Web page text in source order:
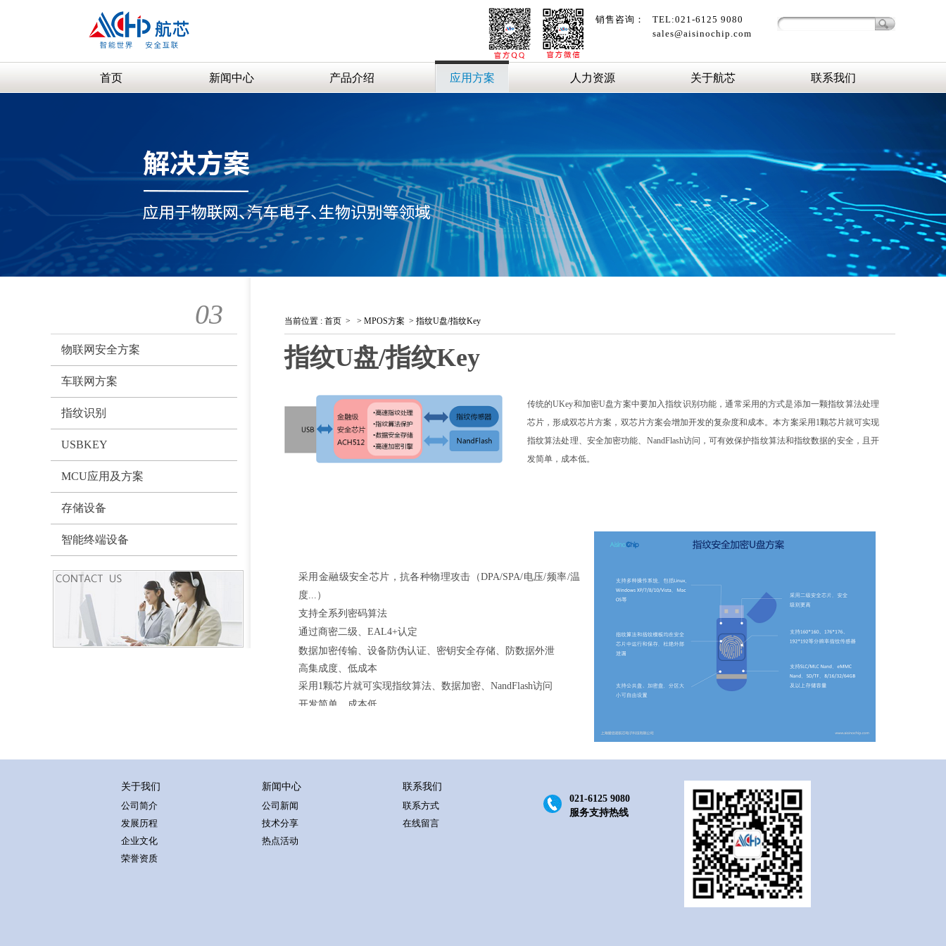
销售咨询：
TEL:021-6125 9080
sales@aisinochip.com
首页 新闻中心 产品介绍 应用方案 人力资源 关于航芯 联系我们
03
物联网安全方案
车联网方案
指纹识别
USBKEY
MCU应用及方案
存储设备
智能终端设备
当前位置 : 首页 > > MPOS方案 > 指纹U盘/指纹Key
指纹U盘/指纹Key
传统的UKey和加密U盘方案中要加入指纹识别功能，通常采用的方式是添加一颗指纹算法处理
芯片，形成双芯片方案，双芯片方案会增加开发的复杂度和成本。本方案采用 1颗芯片就可实现
指纹算法处理、安全加密功能、 NandFlash访问，可有效保护指纹算法和指纹数据的安全，且开
发简单，成本低。
采用金融级安全芯片，抗各种物理攻击（DPA/SPA/电压/频率/温
度... ）
支持全系列密码算法
通过商密二级、EAL4+认定
数据加密传输
设备防伪认证
密钥安全存储、防数据外泄
高集成度、低成本
采用 1颗芯片就可实现指纹算法、数据加密、 NandFlash访问
开发简单，成本低
关于我们
公司简介
发展历程
企业文化
荣誉资质
新闻中心
公司新闻
技术分享
热点活动
联系我们
联系方式
在线留言
021-6125 9080
服务支持热线